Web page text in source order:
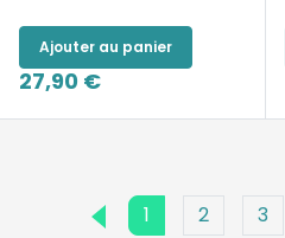
Ajouter au panier
27,90 €
1 2 3